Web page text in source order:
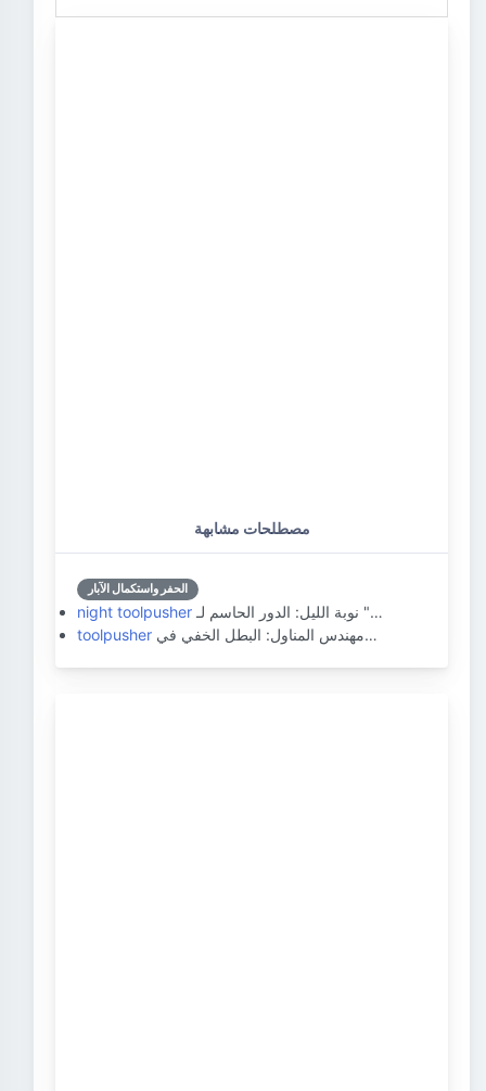
مصطلحات مشابهة
الحفر واستكمال الآبار
night toolpusher
نوبة الليل: الدور الحاسم لـ "…
toolpusher
مهندس المناول: البطل الخفي في…